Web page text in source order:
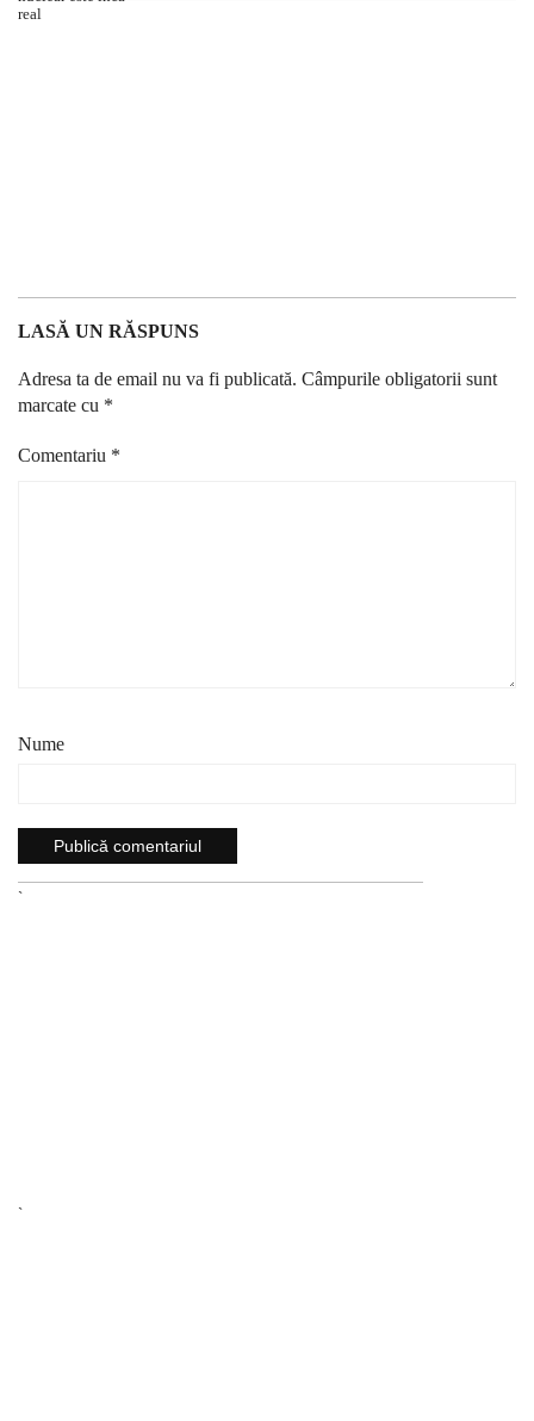
LASĂ UN RĂSPUNS
Adresa ta de email nu va fi publicată. Câmpurile obligatorii sunt
marcate cu *
Comentariu *
Nume
`
`